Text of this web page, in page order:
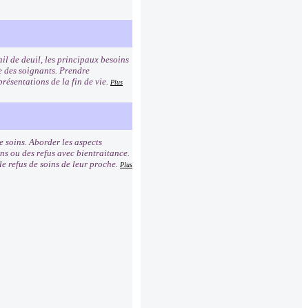
de deuil, les principaux besoins
des soignants. Prendre
de la fin de vie. Plus
soins. Aborder les aspects
ou des refus avec bientraitance.
refus de soins de leur proche. Plus